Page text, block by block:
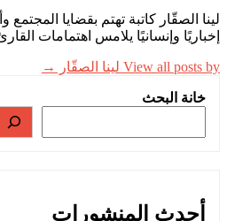
لينا الصقّار كاتبة تهتم بقضايا
إخباريًا وإنسانيًا يلامس اهتمامات
View all posts by لينا الصقّار →
خانة البحث
أحدث المنشورات